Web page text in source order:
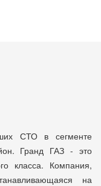
СТО в сегменте
Гранд ГАЗ - это
класса. Компания,
на